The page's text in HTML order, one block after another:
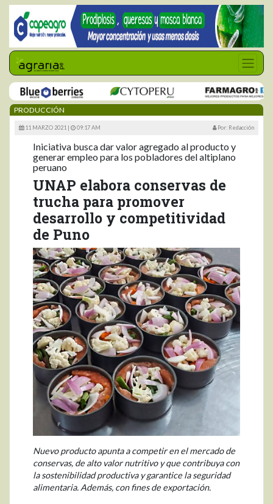
PRODUCCIÓN
11 MARZO 2021 | 09:17 AM Por: Redacción
Iniciativa busca dar valor agregado al producto y
generar empleo para los pobladores del altiplano
peruano
UNAP elabora conservas de
trucha para promover
desarrollo y competitividad
de Puno
Nuevo producto apunta a competir en el mercado de
conservas, de alto valor nutritivo y que contribuya con
la sostenibilidad productiva y garantice la seguridad
alimentaria. Además, con fines de exportación.